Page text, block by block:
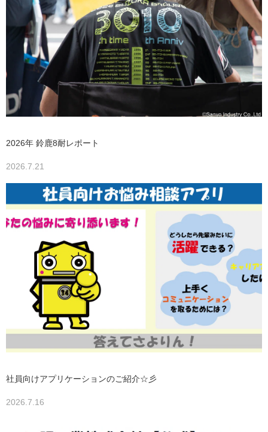
2026年 鈴鹿8耐レポート
2026.7.21
社員向けアプリケーションのご紹介☆彡
2026.7.16